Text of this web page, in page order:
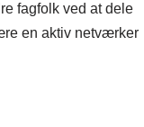
fagfolk ved at dele
en aktiv netværker